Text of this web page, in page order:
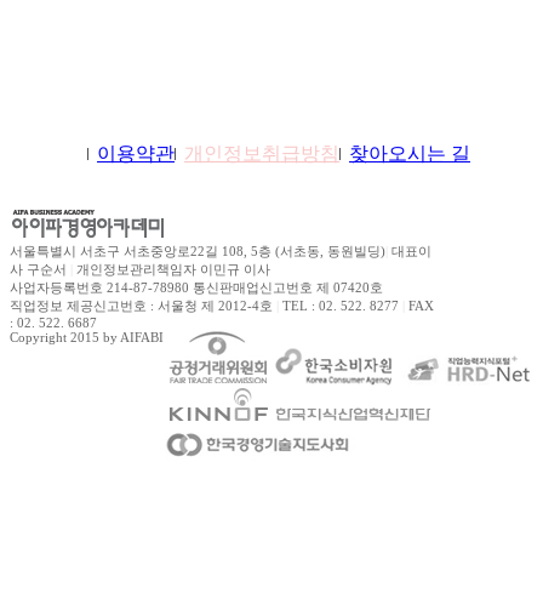
이용약관 개인정보취급방침 찾아오시는 길
서울특별시 서초구 서초중앙로22길 108, 5층 (서초동, 동원빌딩) 대표이
사 구순서
개인정보관리책임자 이민규 이사
사업자등록번호 214-87-78980 통신판매업신고번호 제 07420호
직업정보 제공신고번호 : 서울청 제 2012-4호
TEL : 02. 522. 8277
FAX
: 02. 522. 6687
Copyright 2015 by AIFABIZ Corporation All right reserved